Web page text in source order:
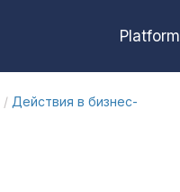
Platform
/ Действия в бизнес-